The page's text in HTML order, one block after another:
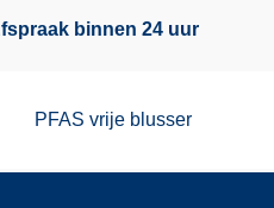
binnen 24 uur
PFAS vrije blusser